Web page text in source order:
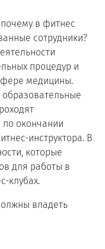
в фитнес
сотрудники?
процедур и
медицины.
окончании
инструктора. В
которые
для работы в
клубах.
владеть